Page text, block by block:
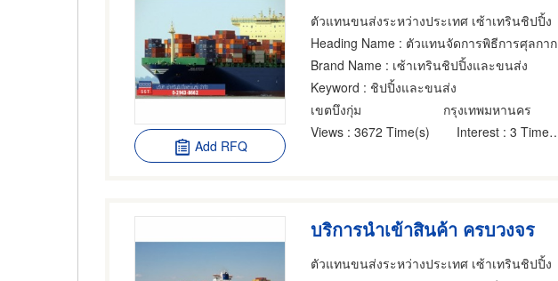
Add RFQ
ตัวแทนขนส่งระหว่างประเทศ เซ้าเทรินชิปปิ้ง
Heading Name : ตัวแทนจัดการพิธีการศุลกากร,นายหน้าดำเนินการพิธีการศุลกากร,ศุลกากร
Brand Name : เซ้าเทรินชิปปิ้งและขนส่ง
Keyword : ชิปปิ้งและขนส่ง
เขตบึงกุ่ม
กรุงเทพมหานคร
Views : 3672 Time(s) Interest : 3 Time(s)
บริการนำเข้าสินค้า ครบวงจร
ตัวแทนขนส่งระหว่างประเทศ เซ้าเทรินชิปปิ้ง